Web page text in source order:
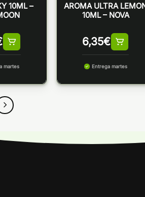
10ML –
martes
AROMA ULTRA
10ML – NOVA
6,35€
Entrega martes